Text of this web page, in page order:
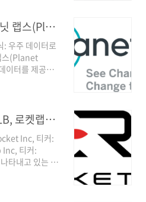
공기..
해양, 항공, 날
데이터 및 예측
이는 데 기여
스파이어 글
제공합니
양 교통 모니
[오늘의 미국 주식] 플래닛 랩스(Planet Labs) 우주 데이터로 혁신을 선도하는 기업
우주 데이터로
스(Planet
이터를 제공하
다양한 산업과
다.1. 플래닛
스는 2010년
업으로, 초소형
매일 촬영하
있습니다. 현재
등)을 운용
[오늘의 미국 주식] [RKLB, 로켓랩] 3분 공부 프로젝트
Inc, 티커:
티커:
타내고 있는 혁
성과 관련된
템 설계 및 제